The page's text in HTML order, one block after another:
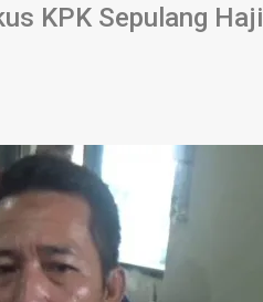
KPK Sepulang Haji